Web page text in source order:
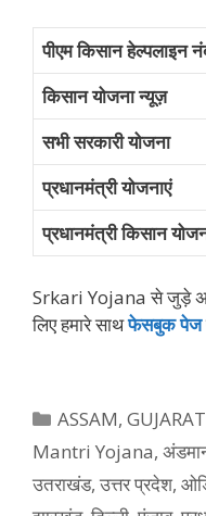
पीएम किसान हेल्पलाइन
किसान योजना न्यूज़
सभी सरकारी योजना
प्रधानमंत्री योजनाएं
प्रधानमंत्री किसान
Srkari Yojana से जुड़े
लिए हमारे साथफेसबुक पेज
Categories
ASSAM,GUJARAT
Mantri Yojana,
उतराखंड, उत्तर प्रदेश,